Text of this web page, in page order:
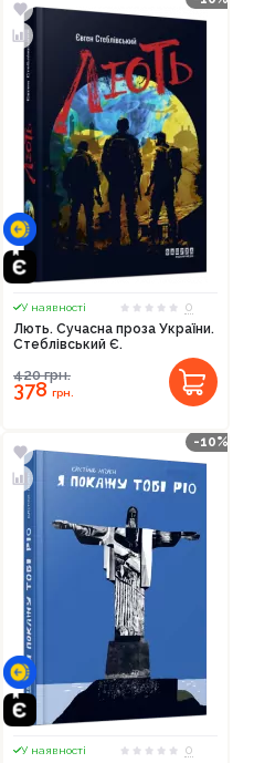
У наявності
0
Лють. Сучасна проза України.
Стеблівський Є.
420грн.
378грн.
-10%
У наявності
0